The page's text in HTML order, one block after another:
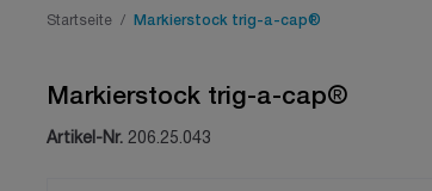
Startseite / Markierstock trig-a-cap®
Markierstock trig-a-cap®
Artikel-Nr. 206.25.043